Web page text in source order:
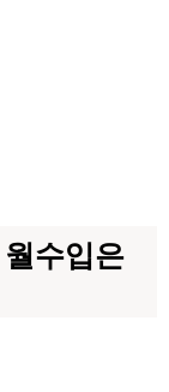
수입은